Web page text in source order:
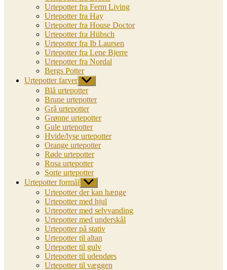
Urtepotter fra Ferm Living
Urtepotter fra Hay
Urtepotter fra House Doctor
Urtepotter fra Hübsch
Urtepotter fra Ib Laursen
Urtepotter fra Lene Bjerre
Urtepotter fra Nordal
Bergs Potter
Urtepotter farver Vis
undermenu
Blå urtepotter
Brune urtepotter
Grå urtepotter
Grønne urtepotter
Gule urtepotter
Hvide/lyse urtepotter
Orange urtepotter
Røde urtepotter
Rosa urtepotter
Sorte urtepotter
Urtepotter formål Vis
undermenu
Urtepotter der kan hænge
Urtepotter med hjul
Urtepotter med selvvanding
Urtepotter med underskål
Urtepotter på stativ
Urtepotter til altan
Urtepotter til gulv
Urtepotter til udendørs
Urtepotter til væggen